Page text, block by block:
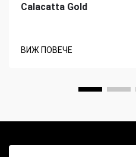
Calacatta Gold
ВИЖ ПОВЕЧЕ